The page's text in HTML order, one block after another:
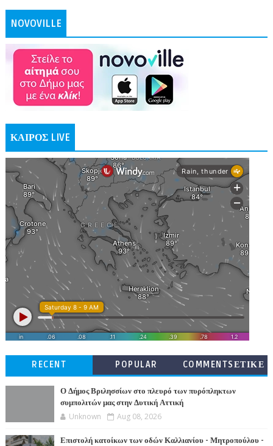
NOVOVILLE
ΚΑΙΡΟΣ LIVE
RECENT POPULAR
COMMENTSΕΤΙΚΕ
Ο Δήμος Βριλησσίων στο πλευρό των πυρόπληκτων
συμπολιτών μας στην Δυτική Αττική
Unknown Aug 08, 2026
Επιστολή κατοίκων των οδών Καλλιανίου - Μητροπούλου -